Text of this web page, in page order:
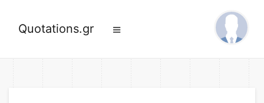
Quotations.gr